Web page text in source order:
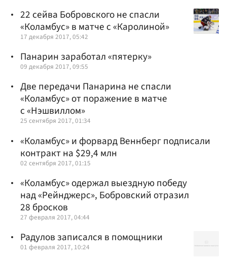
22 сейва Бобровского не спасли
«Коламбус» в матче с «Каролиной»
17 декабря 2017, 05:42
Панарин заработал «пятерку»
09 декабря 2017, 09:55
Две передачи Панарина не спасли
«Коламбус» от поражение в матче
с «Нэшвиллом»
25 сентября 2017, 01:34
«Коламбус» и форвард Веннберг подписали
контракт на $29,4 млн
02 сентября 2017, 01:15
«Коламбус» одержал выездную победу
над «Рейнджерс», Бобровский отразил
28 бросков
27 февраля 2017, 04:44
Радулов записался в помощники
01 февраля 2017, 10:24